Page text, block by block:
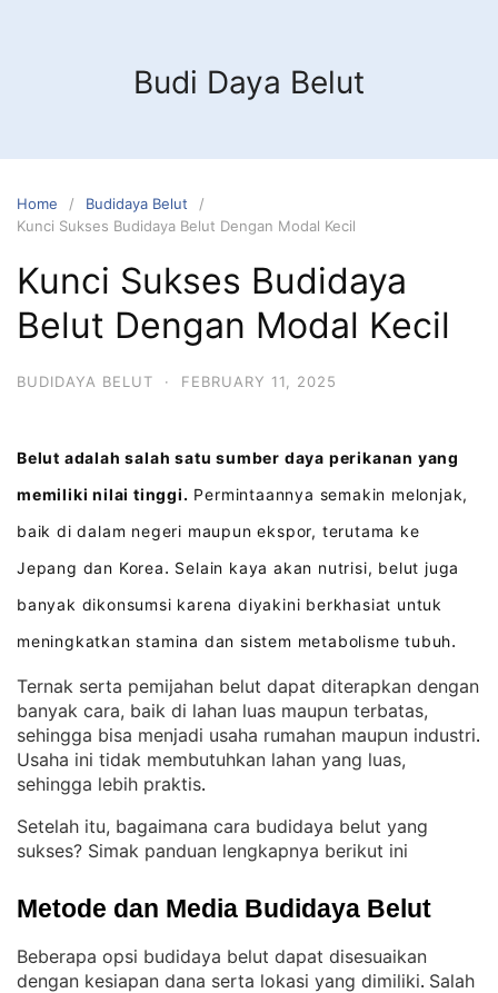
Budi Daya Belut
Home
Budidaya Belut
Kunci Sukses Budidaya Belut Dengan Modal Kecil
Kunci Sukses Budidaya
Belut Dengan Modal Kecil
BUDIDAYA BELUT · FEBRUARY 11, 2025
Belut adalah salah satu sumber daya perikanan yang
memiliki nilai tinggi. Permintaannya semakin melonjak,
baik di dalam negeri maupun ekspor, terutama ke
Jepang dan Korea. Selain kaya akan nutrisi, belut juga
banyak dikonsumsi karena diyakini berkhasiat untuk
meningkatkan stamina dan sistem metabolisme tubuh.
Ternak serta pemijahan belut dapat diterapkan dengan
banyak cara, baik di lahan luas maupun terbatas,
sehingga bisa menjadi usaha rumahan maupun industri
Usaha ini tidak membutuhkan lahan yang luas,
sehingga lebih praktis.
Setelah itu, bagaimana cara budidaya belut yang
sukses? Simak panduan lengkapnya berikut ini
Metode dan Media Budidaya Belut
Beberapa opsi budidaya belut dapat disesuaikan
dengan kesiapan dana serta lokasi yang dimiliki. Salah